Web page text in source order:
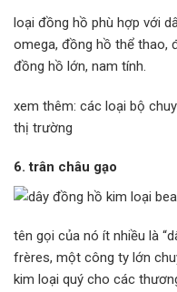
loại đồng hồ phù hợp với
omega, đồng hồ thể thao,
đồng hồ lớn, nam tính.
xem thêm: các loại bộ
thị trường
6. trân châu gạo
tên gọi của nó ít nhiều là
frères, một công ty lớn
kim loại quý cho các